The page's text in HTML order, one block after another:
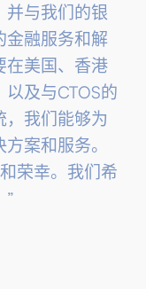
并与我们的银
金融服务和解
在美国、香港
及与CTOS的
我们能够为
案和服务。
荣幸。我们希
”